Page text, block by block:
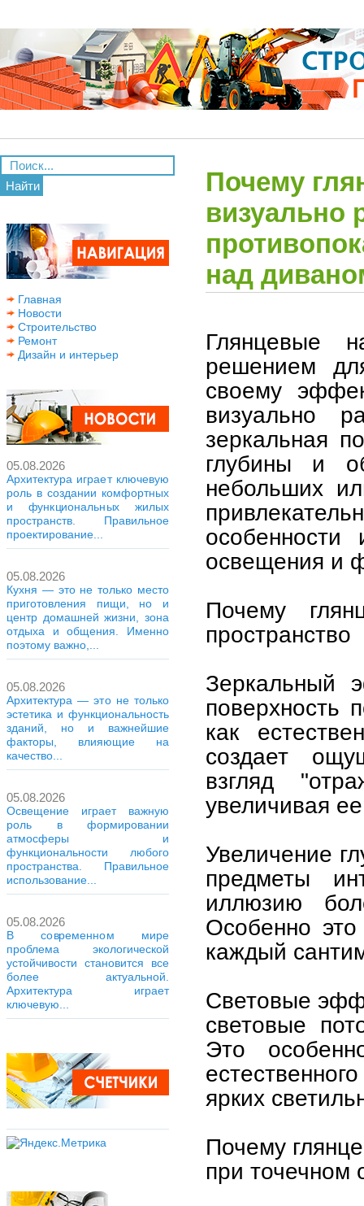
Найти
Главная
Новости
Строительство
Ремонт
Дизайн и интерьер
05.08.2026
Архитектура играет ключевую
роль в создании комфортных
и функциональных жилых
пространств. Правильное
проектирование...
05.08.2026
Кухня — это не только место
приготовления пищи, но и
центр домашней жизни, зона
отдыха и общения. Именно
поэтому важно,...
05.08.2026
Архитектура — это не только
эстетика и функциональность
зданий, но и важнейшие
факторы, влияющие на
качество...
05.08.2026
Освещение играет важную
роль в формировании
атмосферы и
функциональности любого
пространства. Правильное
использование...
05.08.2026
В современном мире
проблема экологической
устойчивости становится все
более актуальной.
Архитектура играет
ключевую...
Почему
визуально
над
Глянцевые
решением
своему
визуально
зеркальная
глубины и
небольших
особенности
освещения и
Почему
пространство
Зеркальный
поверхность
как
создает
взгляд
увеличивая
Увеличение
предметы
иллюзию
Особенно
каждый
Световые
световые
Это
ярких
Почему
при точечном